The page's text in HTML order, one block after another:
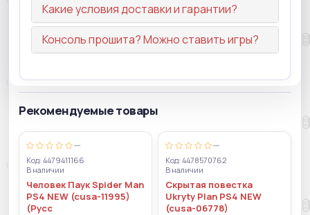
Какие условия доставки и гарантии?
Консоль прошита? Можно ставить игры?
Рекомендуемые товары
—
Код: 4479411166
В наличии
Человек Паук Spider Man
PS4 NEW (cusa-11995)
(Русс
—
Код: 4478570762
В наличии
Скрытая повестка
Ukryty Plan PS4 NEW
(cusa-06778)